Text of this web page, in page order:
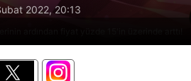
2022, 20:13